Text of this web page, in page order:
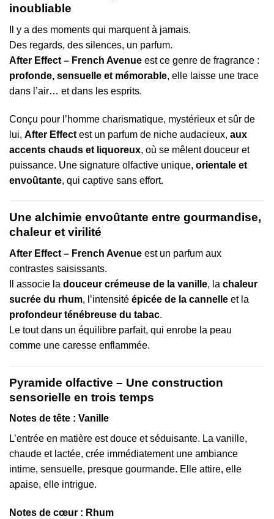
inoubliable
Il y a des moments qui marquent à jamais.
Des regards, des silences, un parfum.
After Effect – French Avenue est ce genre de fragrance :
profonde, sensuelle et mémorable, elle laisse une trace
dans l’air… et dans les esprits.
Conçu pour l’homme charismatique, mystérieux et sûr de
lui, After Effect est un parfum de niche audacieux, aux
accents chauds et liquoreux, où se mêlent douceur et
puissance. Une signature olfactive unique, orientale et
envoûtante, qui captive sans effort.
Une alchimie envoûtante entre gourmandise,
chaleur et virilité
After Effect – French Avenue est un parfum aux
contrastes saisissants.
Il associe la douceur crémeuse de la vanille, la chaleur
sucrée du rhum, l’intensité épicée de la cannelle et la
profondeur ténébreuse du tabac.
Le tout dans un équilibre parfait, qui enrobe la peau
comme une caresse enflammée.
Pyramide olfactive – Une construction
sensorielle en trois temps
Notes de tête : Vanille
L’entrée en matière est douce et séduisante. La vanille,
chaude et lactée, crée immédiatement une ambiance
intime, sensuelle, presque gourmande. Elle attire, elle
apaise, elle intrigue.
Notes de cœur : Rhum